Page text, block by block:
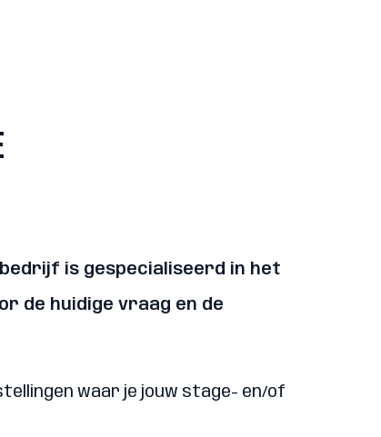
is gespecialiseerd in het
de huidige vraag en de
waar je jouw stage- en/of